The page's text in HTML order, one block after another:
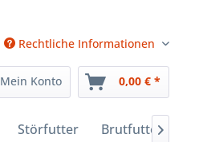
Rechtliche Informationen
Mein Konto 0,00 € *
Störfutter Brutfutter
